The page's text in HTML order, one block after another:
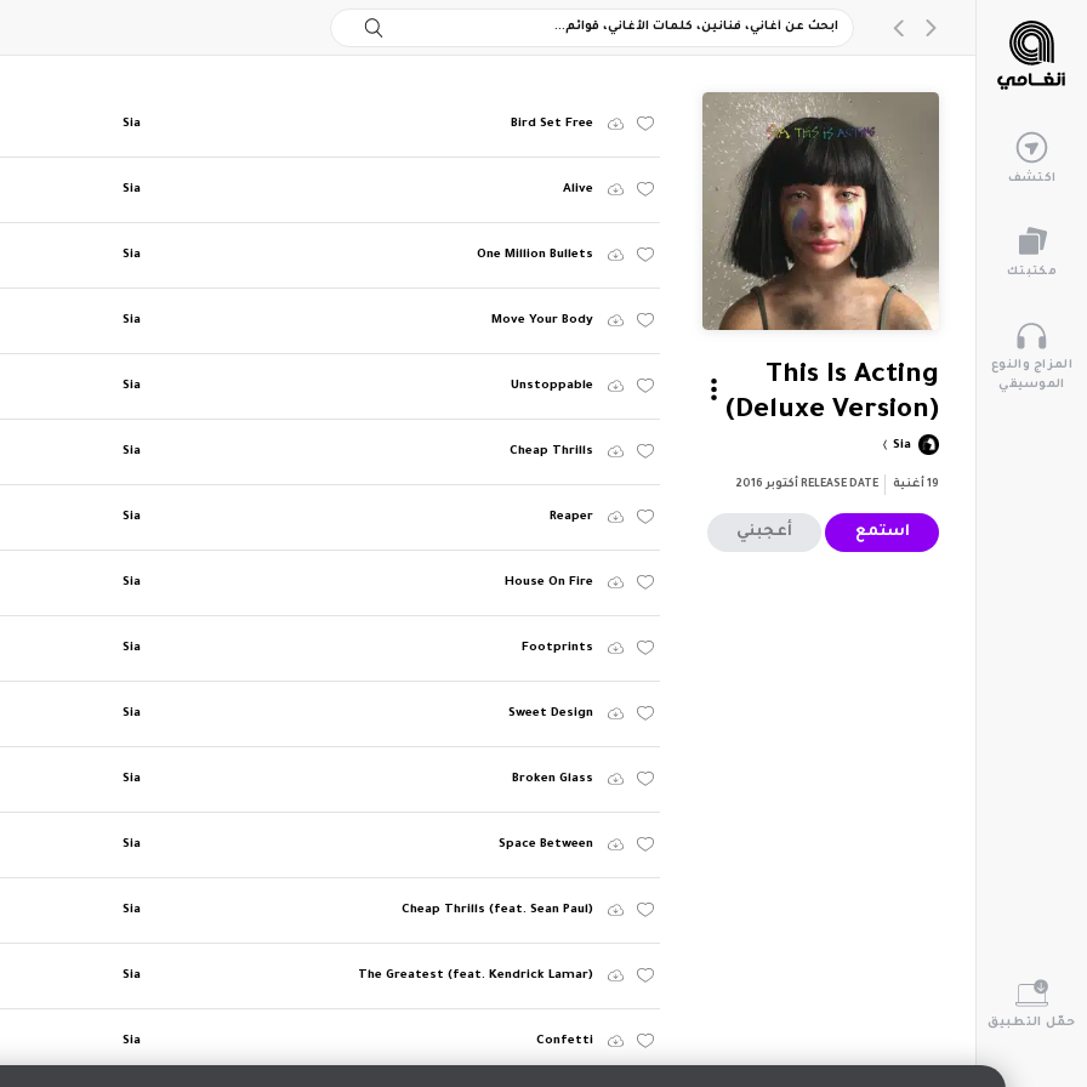
اكتشف
مكتبتك
المزاج والنوع
الموسيقي
حمّل التطبيق
This Is Acting
(Deluxe Version)
Sia
19 أغنية RELEASE DATE أكتوبر 2016
استمع أعجبني
Bird Set Free
Sia
Alive
Sia
One Million Bullets
Sia
Move Your Body
Sia
Unstoppable
Sia
Cheap Thrills
Sia
Reaper
Sia
House On Fire
Sia
Footprints
Sia
Sweet Design
Sia
Broken Glass
Sia
Space Between
Sia
Cheap Thrills (feat. Sean Paul)
Sia
The Greatest (feat. Kendrick Lamar)
Sia
Confetti
Sia